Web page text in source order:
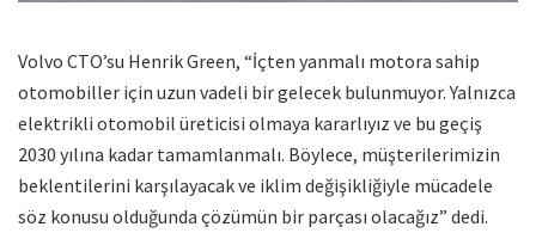
Volvo CTO’su Henrik Green, “İçten yanmalı motora sahip
otomobiller için uzun vadeli bir gelecek bulunmuyor. Yalnızca
elektrikli otomobil üreticisi olmaya kararlıyız ve bu geçiş
2030 yılına kadar tamamlanmalı. Böylece, müşterilerimizin
beklentilerini karşılayacak ve iklim değişikliğiyle mücadele
söz konusu olduğunda çözümün bir parçası olacağız” dedi.